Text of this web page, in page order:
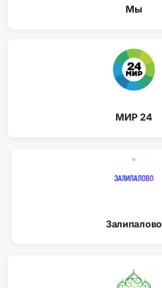
Мы
МИР 24
Залипалово